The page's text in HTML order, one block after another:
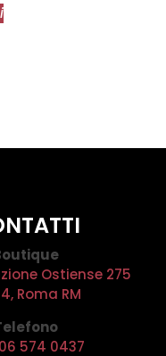
Ostiense 275
Roma RM
574 0437